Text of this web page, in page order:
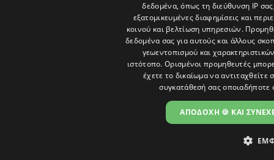
δεδομένα, όπως τη διεύθυνση IP
εξατομικευμένες διαφημίσεις και
κοινού και βελτίωση υπηρεσιών.
δεδομένα σας για αυτούς και άλλους
γεωεντοπισμού και
ιστότοπο. Ορισμένοι προμηθευτές
έχετε το δικαίωμα να αντιταχθείτε
συγκατάθεσή σας οποιαδήποτε
ΑΠΟΔΟΧΗ 🍪 ΚΑΙ